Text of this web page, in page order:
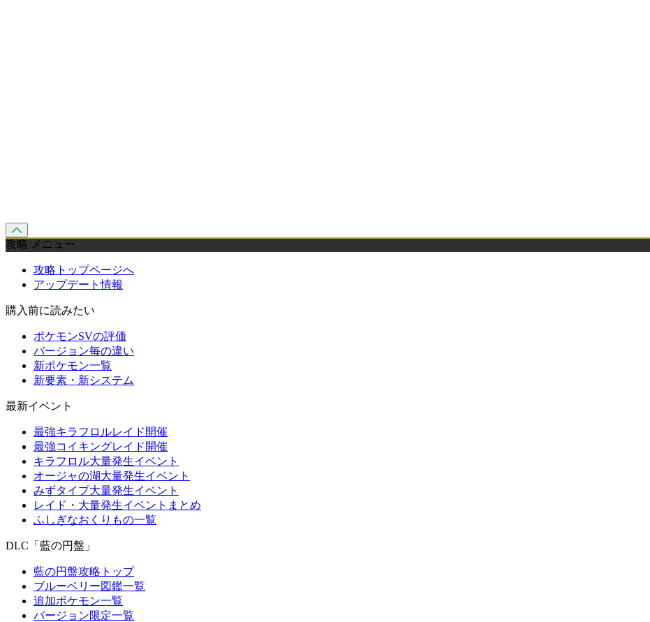
攻略 メニュー
攻略トップページへ
アップデート情報
購入前に読みたい
ポケモンSVの評価
バージョン毎の違い
新ポケモン一覧
新要素・新システム
最新イベント
最強キラフロルレイド開催
最強コイキングレイド開催
キラフロル大量発生イベント
オージャの湖大量発生イベント
みずタイプ大量発生イベント
レイド・大量発生イベントまとめ
ふしぎなおくりもの一覧
DLC「藍の円盤」
藍の円盤攻略トップ
ブルーベリー図鑑一覧
追加ポケモン一覧
バージョン限定一覧